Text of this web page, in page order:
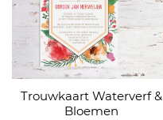
Trouwkaart Waterverf &
Bloemen